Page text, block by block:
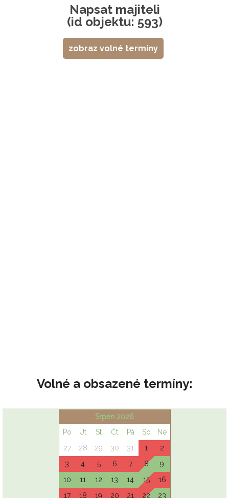
Napsat majiteli
(id objektu: 593)
zobraz volné termíny
Volné a obsazené termíny: